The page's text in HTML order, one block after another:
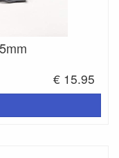
€ 15.95